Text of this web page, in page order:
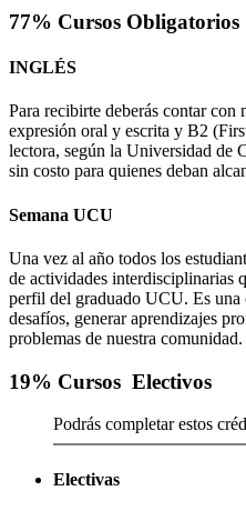
77% Cursos Obligatorios
INGLÉS
Para recibirte deberás contar
expresión oral y escrita y B2
lectora, según la Universidad de
sin costo para quienes deban
Semana UCU
Una vez al año todos los
de actividades interdisciplinarias
perfil del graduado UCU. Es una
desafíos, generar aprendizajes
problemas de nuestra comunidad.
19% Cursos Electivos
Podrás completar estos
Electivas